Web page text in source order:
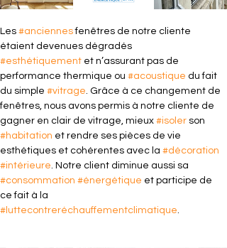
Les #anciennes fenêtres de notre cliente
étaient devenues dégradés
#esthétiquement et n’assurant pas de
performance thermique ou #acoustique du fait
du simple #vitrage. Grâce à ce changement de
fenêtres, nous avons permis à notre cliente de
gagner en clair de vitrage, mieux #isoler son
#habitation et rendre ses pièces de vie
esthétiques et cohérentes avec la #décoration
#intérieure. Notre client diminue aussi sa
#consommation #énergétique et participe de
ce fait à la
#luttecontreréchauffementclimatique.